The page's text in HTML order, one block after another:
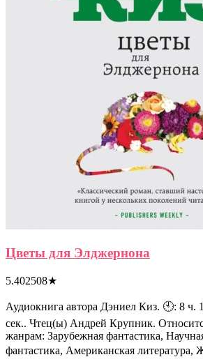
Цветы для Элджернона
5.402508★
Аудиокнига автора Дэниел Киз. 🕙: 8 ч.
сек.. Чтец(ы) Андрей Крупник.
жанрам: Зарубежная фантастика,
фантастика, Американская